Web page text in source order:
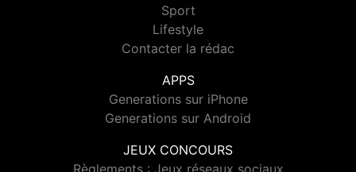
Sport
Lifestyle
Contacter la rédac
APPS
Generations sur iPhone
Generations sur Android
JEUX CONCOURS